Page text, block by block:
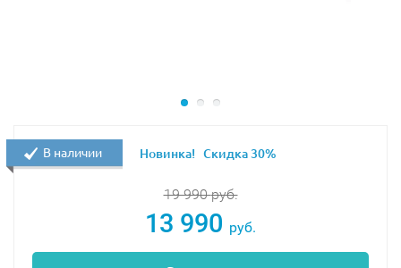
см.
19 990руб.
13 990 руб.
В наличии Новинка! Скидка 30%